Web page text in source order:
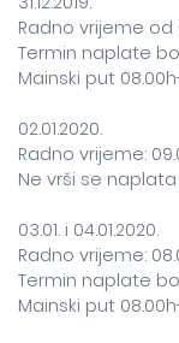
Radno vrijeme od
Termin naplate
Mainski put
02.01.2020.
Radno vrijeme:
Ne vrši se
03.01. i 04.01.2020.
Radno vrijeme:
Termin naplate
Mainski put